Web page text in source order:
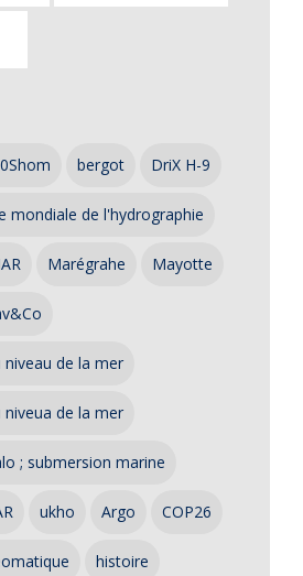
bergot DriX H-9
mondiale de l'hydrographie
Marégrahe Mayotte
de la mer
de la mer
; submersion marine
ukho Argo COP26
histoire